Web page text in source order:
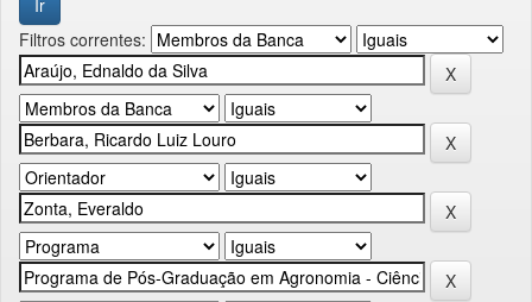
Filtros correntes: